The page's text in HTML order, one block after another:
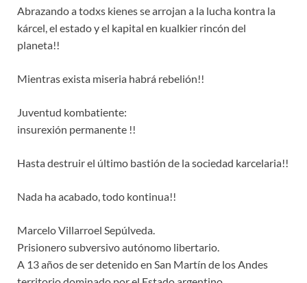
Abrazando a todxs kienes se arrojan a la lucha kontra la
kárcel, el estado y el kapital en kualkier rincón del
planeta!!
Mientras exista miseria habrá rebelión!!
Juventud kombatiente:
insurexión permanente !!
Hasta destruir el último bastión de la sociedad karcelaria!!
Nada ha acabado, todo kontinua!!
Marcelo Villarroel Sepúlveda.
Prisionero subversivo autónomo libertario.
A 13 años de ser detenido en San Martín de los Andes